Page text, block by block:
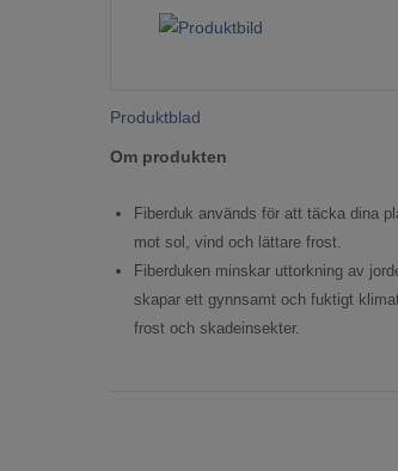
Produktblad
Om produkten
Fiberduk används för att täcka dina
mot sol, vind och lättare frost.
Fiberduken minskar uttorkning av
skapar ett gynnsamt och fuktigt
frost och skadeinsekter.